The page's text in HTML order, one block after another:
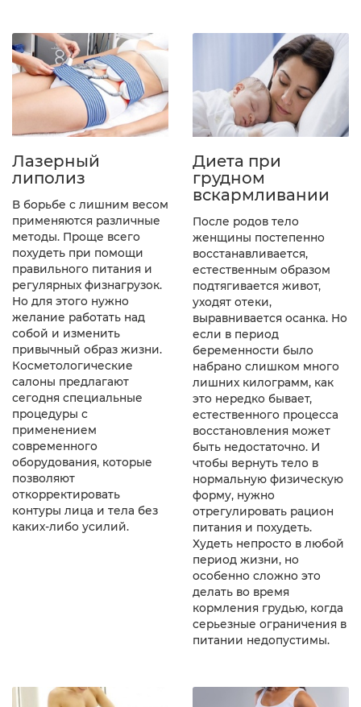
Лазерный
липолиз
В борьбе с лишним весом
применяются различные
методы. Проще всего
похудеть при помощи
правильного питания и
регулярных физнагрузок.
Но для этого нужно
желание работать над
собой и изменить
привычный образ жизни.
Косметологические
салоны предлагают
сегодня специальные
процедуры с
применением
современного
оборудования, которые
позволяют
откорректировать
контуры лица и тела без
каких-либо усилий.
Диета при
грудном
вскармливании
После родов тело
женщины постепенно
восстанавливается,
естественным образом
подтягивается живот,
уходят отеки,
выравнивается осанка. Но
если в период
беременности было
набрано слишком много
лишних килограмм, как
это нередко бывает,
естественного процесса
восстановления может
быть недостаточно. И
чтобы вернуть тело в
нормальную физическую
форму, нужно
отрегулировать рацион
питания и похудеть.
Худеть непросто в любой
период жизни, но
особенно сложно это
делать во время
кормления грудью, когда
серьезные ограничения в
питании недопустимы.